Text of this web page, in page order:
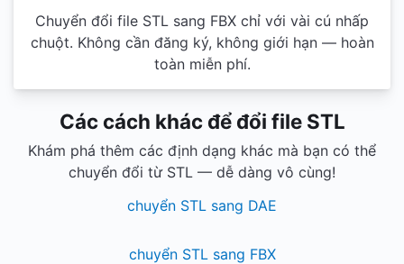
Chuyển đổi file STL sang FBX chỉ với vài cú nhấp
chuột. Không cần đăng ký, không giới hạn — hoàn
toàn miễn phí.
Các cách khác để đổi file STL
Khám phá thêm các định dạng khác mà bạn có thể
chuyển đổi từ STL — dễ dàng vô cùng!
chuyển STL sang DAE
chuyển STL sang FBX